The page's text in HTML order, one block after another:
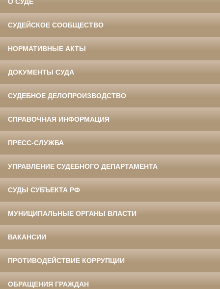
СУДЕЙСКОЕ СООБЩЕСТВО
НОРМАТИВНЫЕ АКТЫ
ДОКУМЕНТЫ СУДА
СУДЕБНОЕ ДЕЛОПРОИЗВОДСТВО
СПРАВОЧНАЯ ИНФОРМАЦИЯ
ПРЕСС-СЛУЖБА
УПРАВЛЕНИЕ СУДЕБНОГО ДЕПАРТАМЕНТА
СУДЫ СУБЪЕКТА РФ
МУНИЦИПАЛЬНЫЕ ОРГАНЫ ВЛАСТИ
ВАКАНСИИ
ПРОТИВОДЕЙСТВИЕ КОРРУПЦИИ
ОБРАЩЕНИЯ ГРАЖДАН